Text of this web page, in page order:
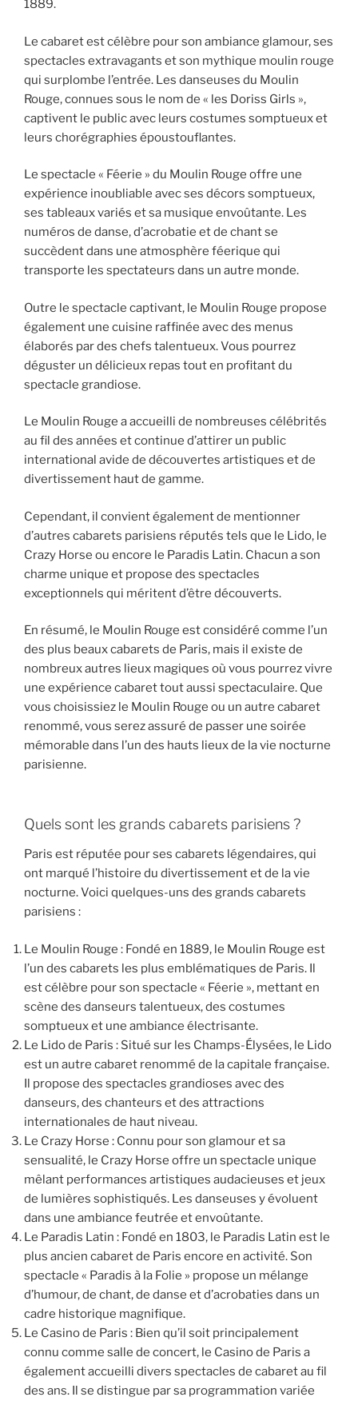
1889.
Le cabaret est célèbre pour son ambiance glamour, ses
spectacles extravagants et son mythique moulin rouge
qui surplombe l’entrée. Les danseuses du Moulin
Rouge, connues sous le nom de « les Doriss Girls »,
captivent le public avec leurs costumes somptueux et
leurs chorégraphies époustouflantes.
Le spectacle « Féerie » du Moulin Rouge offre une
expérience inoubliable avec ses décors somptueux,
ses tableaux variés et sa musique envoûtante. Les
numéros de danse, d’acrobatie et de chant se
succèdent dans une atmosphère féerique qui
transporte les spectateurs dans un autre monde.
Outre le spectacle captivant, le Moulin Rouge propose
également une cuisine raffinée avec des menus
élaborés par des chefs talentueux. Vous pourrez
déguster un délicieux repas tout en profitant du
spectacle grandiose.
Le Moulin Rouge a accueilli de nombreuses célébrités
au fil des années et continue d’attirer un public
international avide de découvertes artistiques et de
divertissement haut de gamme.
Cependant, il convient également de mentionner
d’autres cabarets parisiens réputés tels que le Lido, le
Crazy Horse ou encore le Paradis Latin. Chacun a son
charme unique et propose des spectacles
exceptionnels qui méritent d’être découverts.
En résumé, le Moulin Rouge est considéré comme l’un
des plus beaux cabarets de Paris, mais il existe de
nombreux autres lieux magiques où vous pourrez vivre
une expérience cabaret tout aussi spectaculaire. Que
vous choisissiez le Moulin Rouge ou un autre cabaret
renommé, vous serez assuré de passer une soirée
mémorable dans l’un des hauts lieux de la vie nocturne
parisienne.
Quels sont les grands cabarets parisiens ?
Paris est réputée pour ses cabarets légendaires, qui
ont marqué l’histoire du divertissement et de la vie
nocturne. Voici quelques-uns des grands cabarets
parisiens :
Le Moulin Rouge : Fondé en 1889, le Moulin Rouge est
l’un des cabarets les plus emblématiques de Paris. Il
est célèbre pour son spectacle « Féerie », mettant en
scène des danseurs talentueux, des costumes
somptueux et une ambiance électrisante.
Le Lido de Paris : Situé sur les Champs-Élysées, le Lido
est un autre cabaret renommé de la capitale française.
Il propose des spectacles grandioses avec des
danseurs, des chanteurs et des attractions
internationales de haut niveau.
Le Crazy Horse : Connu pour son glamour et sa
sensualité, le Crazy Horse offre un spectacle unique
mêlant performances artistiques audacieuses et jeux
de lumières sophistiqués. Les danseuses y évoluent
dans une ambiance feutrée et envoûtante.
Le Paradis Latin : Fondé en 1803, le Paradis Latin est le
plus ancien cabaret de Paris encore en activité. Son
spectacle « Paradis à la Folie » propose un mélange
d’humour, de chant, de danse et d’acrobaties dans un
cadre historique magnifique.
Le Casino de Paris : Bien qu’il soit principalement
connu comme salle de concert, le Casino de Paris a
également accueilli divers spectacles de cabaret au fil
des ans. Il se distingue par sa programmation variée